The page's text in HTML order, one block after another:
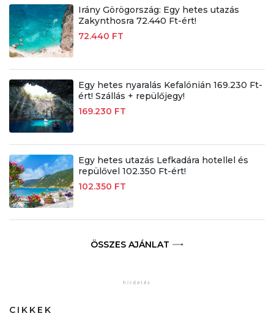
Irány Görögország: Egy hetes utazás
Zakynthosra 72.440 Ft-ért!
72.440 FT
Egy hetes nyaralás Kefalónián 169.230 Ft-
ért! Szállás + repülőjegy!
169.230 FT
Egy hetes utazás Lefkadára hotellel és
repülővel 102.350 Ft-ért!
102.350 FT
ÖSSZES AJÁNLAT
CIKKEK